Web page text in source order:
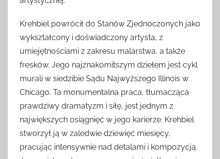
Krehbiel powrócił do Stanów Zjednoczonych jako
wykształcony i doświadczony artysta, z
umiejętnościami z zakresu malarstwa, a także
fresków. Jego najznakomitszym dziełem jest cykl
murali w siedzibie Sądu Najwyższego Illinois w
Chicago. Ta monumentalna praca, tłumacząca
prawdziwy dramatyzm i siłę, jest jednym z
największych osiągnięć w jego karierze. Krehbiel
stworzył ją w zaledwie dziewięć miesięcy,
pracując intensywnie nad detalami i kompozycją.